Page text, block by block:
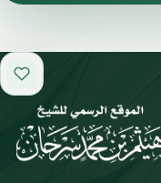
Add to favorites